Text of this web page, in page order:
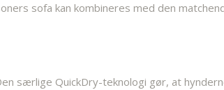
sofa kan kombineres med den
særlige QuickDry-teknologi gør, at